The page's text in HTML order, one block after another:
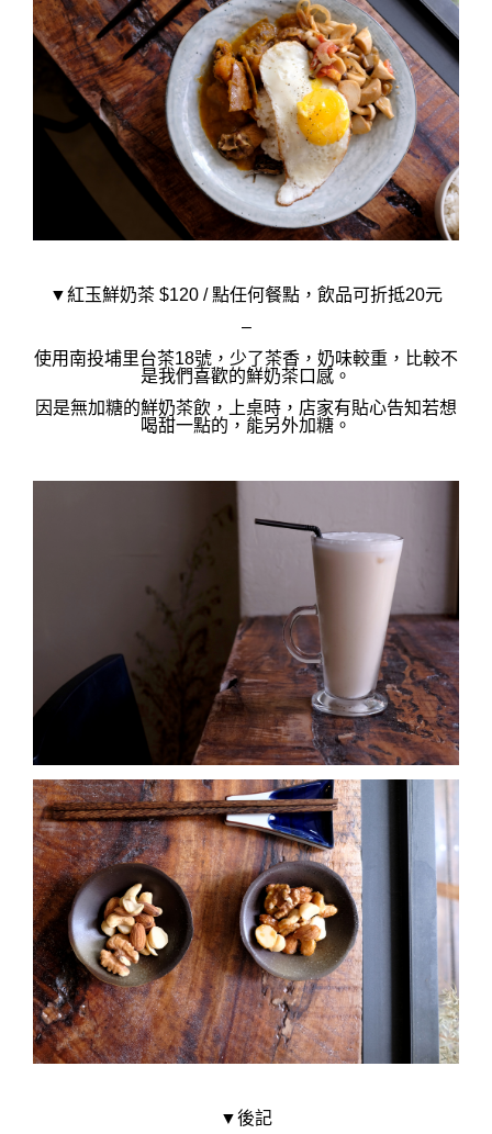
▼紅玉鮮奶茶 $120 / 點任何餐點，飲品可折抵20元
–
使用南投埔里台茶18號，少了茶香，奶味較重，比較不
是我們喜歡的鮮奶茶口感。
因是無加糖的鮮奶茶飲，上桌時，店家有貼心告知若想
喝甜一點的，能另外加糖。
▼後記